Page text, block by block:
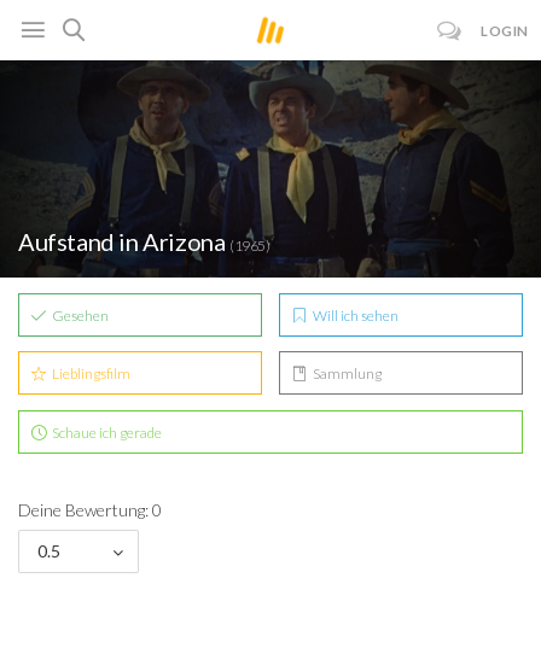
LOGIN
Aufstand in Arizona (1965)
Gesehen Will ich sehen
Lieblingsfilm Sammlung
Schaue ich gerade
Deine Bewertung: 0
0.5